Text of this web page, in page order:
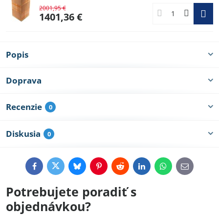
2001,95 €
1401,36 €
Popis
Doprava
Recenzie 0
Diskusia 0
FacebookTwitterBlueskyPinterestRedditLinkedInWhatsApp
E-
mail
Potrebujete poradiť s
objednávkou?